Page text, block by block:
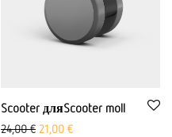
Scooter дляScooter moll
24,00€ Первоначальная цена
21,00 €Текущая цена: